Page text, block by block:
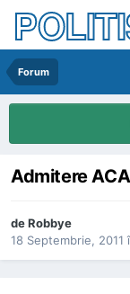
Forum
Admitere
deRobbye
18 Septembrie, 2011